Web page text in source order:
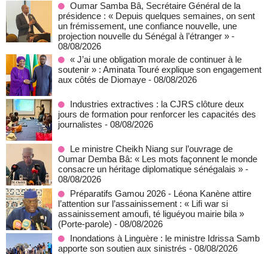
Oumar Samba Bâ, Secrétaire Général de la
présidence : « Depuis quelques semaines, on sent
un frémissement, une confiance nouvelle, une
projection nouvelle du Sénégal à l’étranger » -
08/08/2026
« J’ai une obligation morale de continuer à le
soutenir » : Aminata Touré explique son engagement
aux côtés de Diomaye - 08/08/2026
Industries extractives : la CJRS clôture deux
jours de formation pour renforcer les capacités des
journalistes - 08/08/2026
Le ministre Cheikh Niang sur l’ouvrage de
Oumar Demba Bâ: « Les mots façonnent le monde
consacre un héritage diplomatique sénégalais » -
08/08/2026
Préparatifs Gamou 2026 - Léona Kanène attire
l’attention sur l’assainissement : « Lifi war si
assainissement amoufi, té liguéyou mairie bila »
(Porte-parole) - 08/08/2026
Inondations à Linguère : le ministre Idrissa Samb
apporte son soutien aux sinistrés - 08/08/2026